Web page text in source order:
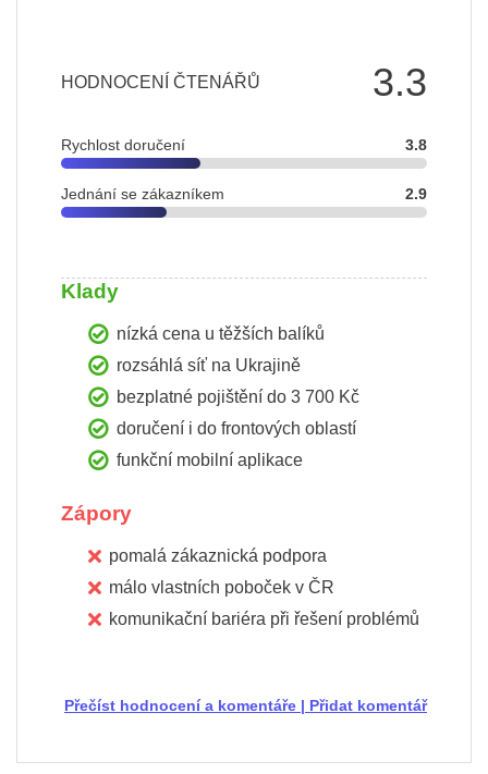
3.3
HODNOCENÍ ČTENÁŘŮ
Rychlost doručení 3.8
Jednání se zákazníkem 2.9
Klady
nízká cena u těžších balíků
rozsáhlá síť na Ukrajině
bezplatné pojištění do 3 700 Kč
doručení i do frontových oblastí
funkční mobilní aplikace
Zápory
pomalá zákaznická podpora
málo vlastních poboček v ČR
komunikační bariéra při řešení problémů
Přidat komentář
|
Přečíst hodnocení a komentáře